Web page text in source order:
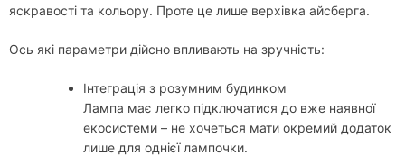
яскравості та кольору. Проте це лише верхівка айсберга.
Ось які параметри дійсно впливають на зручність:
Інтеграція з розумним будинком
Лампа має легко підключатися до вже наявної
екосистеми – не хочеться мати окремий додаток
лише для однієї лампочки.